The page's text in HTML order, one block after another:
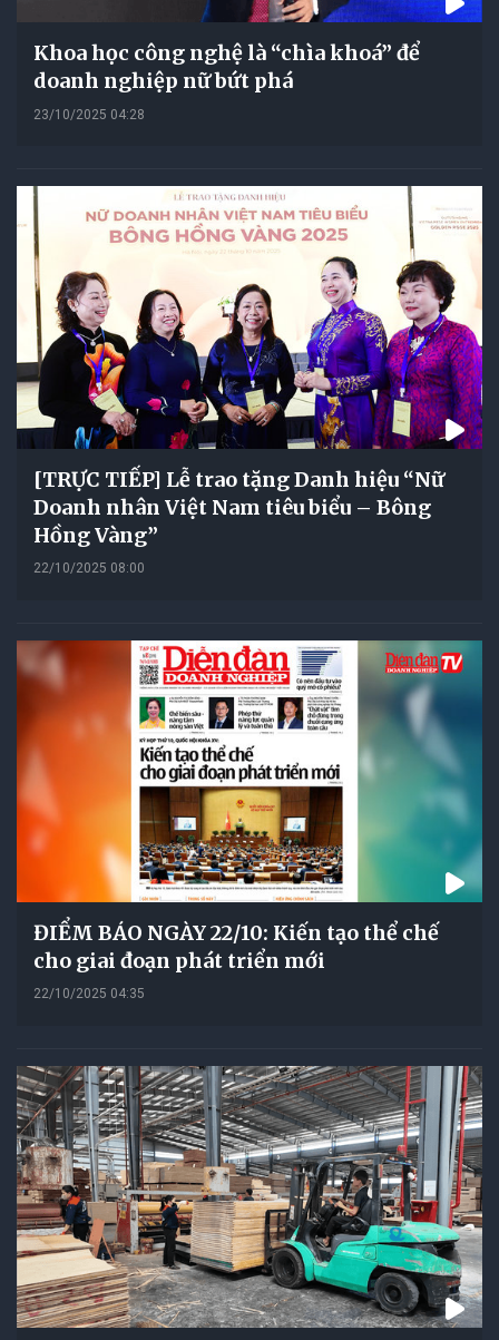
Khoa học công nghệ là “chìa khoá” để
doanh nghiệp nữ bứt phá
23/10/2025 04:28
[TRỰC TIẾP] Lễ trao tặng Danh hiệu “Nữ
Doanh nhân Việt Nam tiêu biểu – Bông
Hồng Vàng”
22/10/2025 08:00
ĐIỂM BÁO NGÀY 22/10: Kiến tạo thể chế
cho giai đoạn phát triển mới
22/10/2025 04:35